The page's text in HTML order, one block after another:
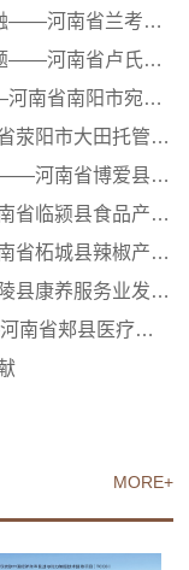
南省兰考县金...
河南省卢氏县小...
省南阳市宛城区...
大田托管高效发...
省博爱县乡村现...
县食品产业发展...
县辣椒产业服务...
养服务业发展案例
县医疗健康服...
MORE+